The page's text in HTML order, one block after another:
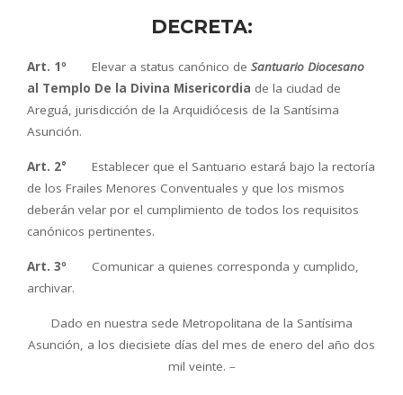
DECRETA:
Art. 1º Elevar a status canónico de Santuario Diocesano
al Templo De la Divina Misericordia de la ciudad de
Areguá, jurisdicción de la Arquidiócesis de la Santísima
Asunción.
Art. 2° Establecer que el Santuario estará bajo la rectoría
de los Frailes Menores Conventuales y que los mismos
deberán velar por el cumplimiento de todos los requisitos
canónicos pertinentes.
Art. 3º Comunicar a quienes corresponda y cumplido,
archivar.
Dado en nuestra sede Metropolitana de la Santísima
Asunción, a los diecisiete días del mes de enero del año dos
mil veinte. –